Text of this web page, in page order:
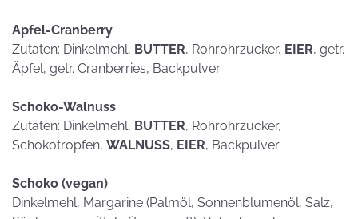
Apfel-Cranberry
Zutaten: Dinkelmehl, BUTTER, Rohrohrzucker, EIER, getr.
Äpfel, getr. Cranberries, Backpulver
Schoko-Walnuss
Zutaten: Dinkelmehl, BUTTER, Rohrohrzucker,
Schokotropfen, WALNUSS, EIER, Backpulver
Schoko (vegan)
Dinkelmehl, Margarine (Palmöl, Sonnenblumenöl, Salz,